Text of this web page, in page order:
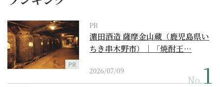
PR
PR
濵田酒造 薩摩金山蔵（鹿児島県い
ちき串木野市）｜「焼酎王…
2026/07/09
No.